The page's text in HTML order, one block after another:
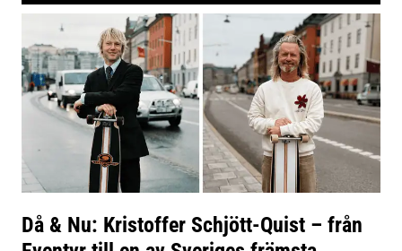
Då & Nu: Kristoffer Schjött-Quist – från